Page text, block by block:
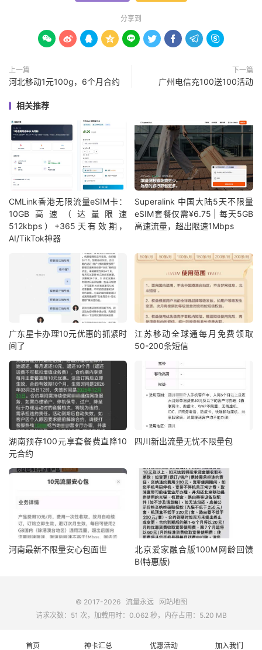
分享到
        
上一篇
河北移动1元100g，6个月合约
下一篇
广州电信充100送100活动
相关推荐
CMLink香港无限流量eSIM卡：
10GB高速（达量限速
512kbps）+365天有效期，
AI/TikTok神器
Superalink 中国大陆5天不限量
eSIM套餐仅需¥6.75 | 每天5GB
高速流量，超出限速1Mbps
广东星卡办理10元优惠的抓紧时
间了
江苏移动全球通每月免费领取
50-200条短信
湖南预存100元享套餐费直降10
元合约
四川新出流量无忧不限量包
河南最新不限量安心包面世
北京爱家融合版100M网龄回馈
B(特惠版)
首页 神卡汇总 优惠活动 加入我们
© 2017-2026 流量永远
网站地图
请求次数：51 次，加载用时：0.062 秒，内存占用：5.20 MB